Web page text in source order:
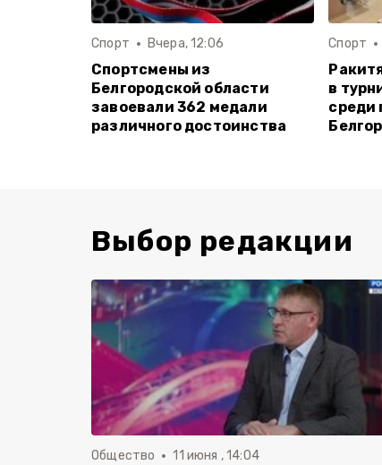
Спорт Вчера, 12:06
Спортсмены из
Белгородской области
завоевали 362 медали
различного достоинства
Спорт
в
среди
Выбор редакции
Общество 11 июня , 14:04